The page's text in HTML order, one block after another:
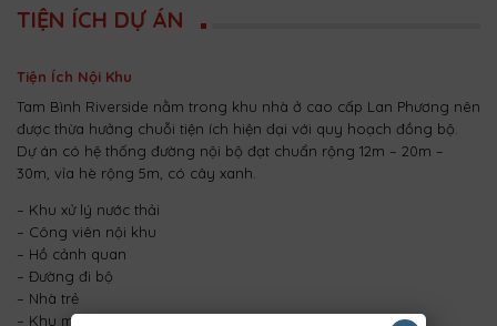
TIỆN ÍCH DỰ ÁN
Tiện Ích Nội Khu
Tam Bình Riverside nằm trong khu nhà ở cao cấp Lan Phương nên
được thừa hưởng chuỗi tiện ích hiện đại với quy hoạch đồng bộ.
Dự án có hệ thống đường nội bộ đạt chuẩn rộng 12m – 20m –
30m, vỉa hè rộng 5m, có cây xanh.
– Khu xử lý nước thải
– Công viên nội khu
– Hồ cảnh quan
– Đường đi bộ
– Nhà trẻ
– Khu mua sắm